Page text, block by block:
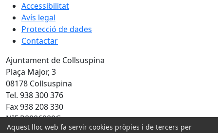
Accessibilitat
Avís legal
Protecció de dades
Contactar
Ajuntament de Collsuspina
Plaça Major, 3
08178 Collsuspina
Tel. 938 300 376
Fax 938 208 330
NIF P0806900G
Aquest lloc web fa servir cookies pròpies i de tercers per